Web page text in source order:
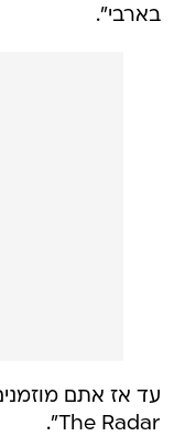
בארבי".
The Radar".